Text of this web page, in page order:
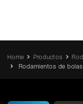
Home Productos
Rodamientos de